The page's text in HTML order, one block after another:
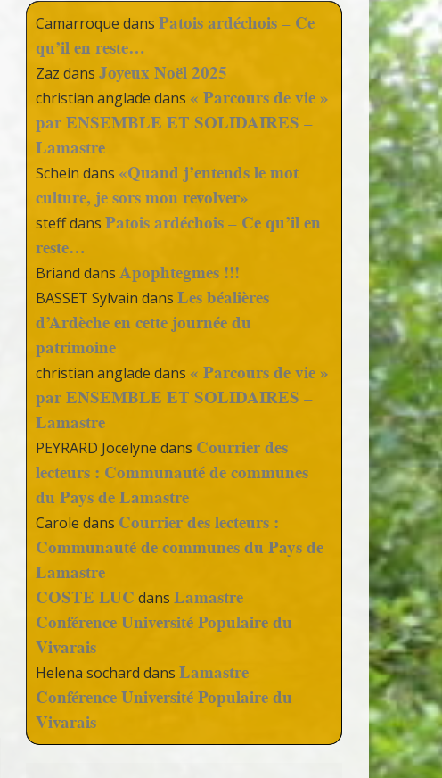
Camarroque dansPatois ardéchois – Ce
qu’il en reste…
Zaz dansJoyeux Noël 2025
christian anglade dans « Parcours de vie »
par ENSEMBLE ET SOLIDAIRES –
Lamastre
Schein dans «Quand j’entends le mot
culture, je sors mon revolver»
steffdansPatois ardéchois – Ce qu’il en
reste…
Briand dansApophtegmes !!!
BASSET Sylvain dansLes béalières
d’Ardèche en cette journée du
patrimoine
christian anglade dans « Parcours de vie »
par ENSEMBLE ET SOLIDAIRES –
Lamastre
PEYRARD Jocelyne dans Courrier des
lecteurs : Communauté de communes
du Pays de Lamastre
Carole dans Courrier des lecteurs :
Communauté de communes du Pays de
Lamastre
COSTE LUC dansLamastre –
Conférence Université Populaire du
Vivarais
Helena sochard dansLamastre –
Conférence Université Populaire du
Vivarais